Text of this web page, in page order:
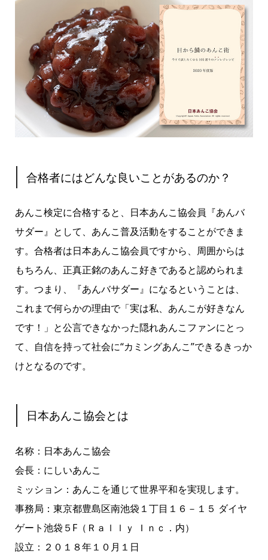
合格者にはどんな良いことがあるのか？
あんこ検定に合格すると、日本あんこ協会員『あんバ
サダー』として、あんこ普及活動をすることができま
す。合格者は日本あんこ協会員ですから、周囲からは
もちろん、正真正銘のあんこ好きであると認められま
す。つまり、『あんバサダー』になるということは、
これまで何らかの理由で「実は私、あんこが好きなん
です！」と公言できなかった隠れあんこファンにとっ
て、自信を持って社会に“カミングあんこ”できるきっか
けとなるのです。
日本あんこ協会とは
名称：日本あんこ協会
会長：にしいあんこ
ミッション：あんこを通じて世界平和を実現します。
事務局：東京都豊島区南池袋１丁目１６－１５ ダイヤ
ゲート池袋５F（Ｒａｌｌｙ Ｉｎｃ．内）
設立：２０１８年１０月１日